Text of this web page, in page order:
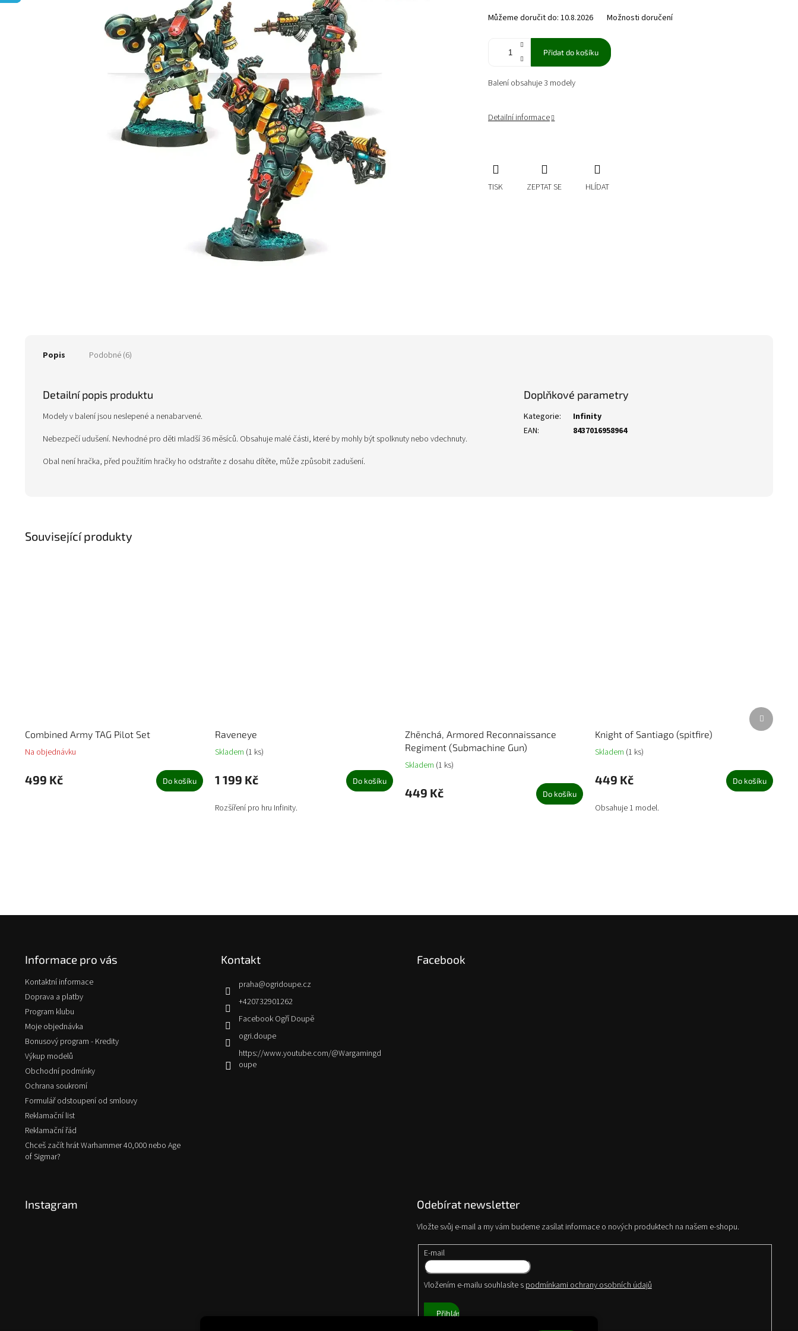
Můžeme doručit do: 10.8.2026 Možnosti doručení
Přidat do košíku
Balení obsahuje 3 modely
Detailní informace
TISK ZEPTAT SE HLÍDAT
Související produkty
Combined Army TAG Pilot Set
Na objednávku
499 Kč Do košíku
Raveneye
Skladem (1 ks)
1 199 Kč Do košíku
Rozšíření pro hru Infinity.
Zhēnchá, Armored Reconnaissance
Regiment (Submachine Gun)
Skladem (1 ks)
449 Kč Do košíku
Knight of Santiago (spitfire)
Skladem (1 ks)
449 Kč Do košíku
Obsahuje 1 model.
Další
produkt
Popis Podobné (6)
Detailní popis produktu
Modely v balení jsou neslepené a nenabarvené.
Nebezpečí udušení. Nevhodné pro děti mladší 36 měsíců. Obsahuje malé části, které by mohly být spolknuty nebo vdechnuty.
Obal není hračka, před použitím hračky ho odstraňte z dosahu dítěte, může způsobit zadušení.
Doplňkové parametry
Kategorie:
Infinity
EAN: 8437016958964
Informace pro vás
Kontaktní informace
Doprava a platby
Program klubu
Moje objednávka
Bonusový program - Kredity
Výkup modelů
Obchodní podmínky
Ochrana soukromí
Formulář odstoupení od smlouvy
Reklamační list
Reklamační řád
Chceš začít hrát Warhammer 40,000 nebo Age
of Sigmar?
Kontakt
praha@ogridoupe.cz
+420732901262
Facebook Ogří Doupě
ogri.doupe
https://www.youtube.com/@Wargamingd
oupe
Facebook
Instagram Odebírat newsletter
Vložte svůj e-mail a my vám budeme zasílat informace o nových produktech na našem e-shopu.
E-mail
Vložením e-mailu souhlasíte spodmínkami ochrany osobních údajů
Přihlásit